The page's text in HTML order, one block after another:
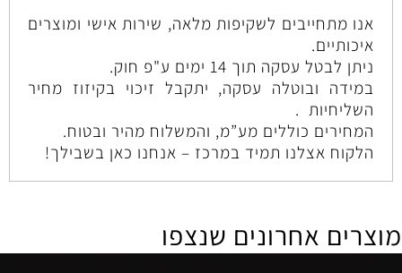
אנו מתחייבים לשקיפות מלאה, שירות אישי ומוצרים
איכותיים.
ניתן לבטל עסקה תוך 14 ימים ע"פ חוק.
במידה ובוטלה עסקה, יתקבל זיכוי בקיזוז מחיר
השליחיות .
המחירים כוללים מע”מ, והמשלוח מהיר ובטוח.
הלקוח אצלנו תמיד במרכז – אנחנו כאן בשבילך!
מוצרים אחרונים שנצפו